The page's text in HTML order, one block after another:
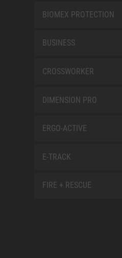
BIOMEX PROTECTION
BUSINESS
CROSSWORKER
DIMENSION PRO
ERGO-ACTIVE
E-TRACK
FIRE + RESCUE